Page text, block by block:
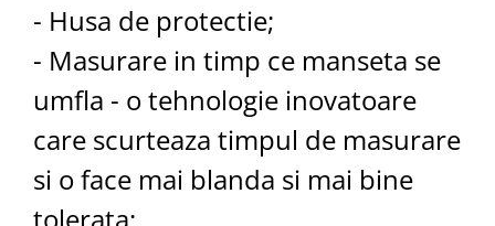
- Husa de protectie;
- Masurare in timp ce manseta se
umfla - o tehnologie inovatoare
care scurteaza timpul de masurare
si o face mai blanda si mai bine
tolerata;